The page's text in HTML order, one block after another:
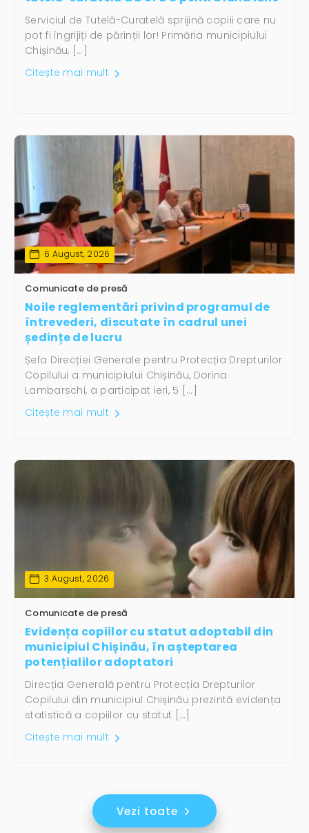
Serviciul de Tutelă-Curatelă sprijină copiii care nu
pot fi îngrijiți de părinții lor! Primăria municipiului
Chișinău, […]
Citește mai mult
6 August, 2026
Comunicate de presă
Noile reglementări privind programul de
întrevederi, discutate în cadrul unei
ședințe de lucru
Șefa Direcției Generale pentru Protecția Drepturilor
Copilului a municipiului Chișinău, Dorina
Lambarschi, a participat ieri, 5 […]
Citește mai mult
3 August, 2026
Comunicate de presă
Evidența copiilor cu statut adoptabil din
municipiul Chișinău, în așteptarea
potențialilor adoptatori
Direcția Generală pentru Protecția Drepturilor
Copilului din municipiul Chișinău prezintă evidența
statistică a copiilor cu statut […]
Citește mai mult
Vezi toate